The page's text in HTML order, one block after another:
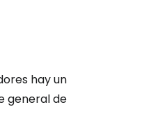
hay un
general de